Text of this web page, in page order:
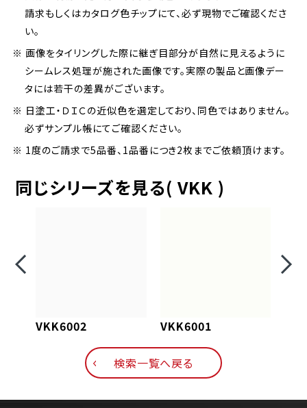
請求もしくはカタログ色チップにて、必ず現物でご確認くださ
い。
※ 画像をタイリングした際に継ぎ目部分が自然に見えるように
シームレス処理が施された画像です。実際の製品と画像デー
タには若干の差異がございます。
※ 日塗工・ＤＩＣの近似色を選定しており、同色ではありません。
必ずサンプル帳にてご確認ください。
※ 1度のご請求で5品番、1品番につき2枚までご依頼頂けます。
同じシリーズを見る( VKK )
VKK6002 VKK6001
検索一覧へ戻る